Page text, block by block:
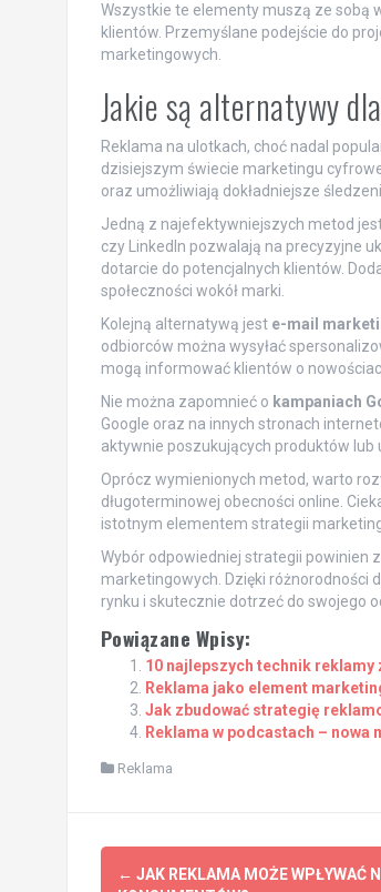
Wszystkie te elementy muszą ze sobą
klientów. Przemyślane podejście do
marketingowych.
Jakie są alternatywy
Reklama na ulotkach, choć nadal
dzisiejszym świecie marketingu
oraz umożliwiają dokładniejsze
Jedną z najefektywniejszych metod
czy LinkedIn pozwalają na precyzyjne
dotarcie do potencjalnych klientów.
społeczności wokół marki.
Kolejną alternatywą jest e-mail
odbiorców można wysyłać
mogą informować klientów o
Nie można zapomnieć o kampaniach
Google oraz na innych stronach
aktywnie poszukujących produktów lub
Oprócz wymienionych metod, warto
długoterminowej obecności online.
istotnym elementem strategii
Wybór odpowiedniej strategii powinien
marketingowych. Dzięki różnorodności
rynku i skutecznie dotrzeć do swojego
Powiązane Wpisy:
10 najlepszych technik
Reklama jako element
Jak zbudować strategię
Reklama w podcastach – nowa
Reklama
Post
← JAK REKLAMA MOŻE WPŁYWAĆ